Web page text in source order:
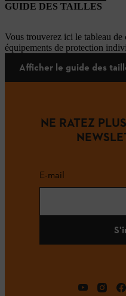
GUIDE DES TAILLES
Vous trouverez ici le tableau de
équipements de protection
Afficher le guide des
NE RATEZ
E-mail